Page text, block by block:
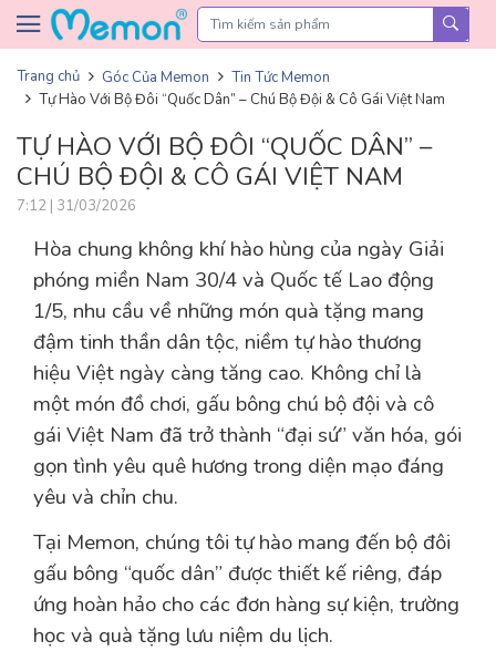
Skip to content
Trang chủ Góc Của Memon
Tin Tức Memon
Tự Hào Với Bộ Đôi “Quốc Dân” – Chú Bộ Đội & Cô Gái Việt Nam
TỰ HÀO VỚI BỘ ĐÔI “QUỐC DÂN” –
CHÚ BỘ ĐỘI & CÔ GÁI VIỆT NAM
7:12 | 31/03/2026
Hòa chung không khí hào hùng của ngày Giải
phóng miền Nam 30/4 và Quốc tế Lao động
1/5, nhu cầu về những món quà tặng mang
đậm tinh thần dân tộc, niềm tự hào thương
hiệu Việt ngày càng tăng cao. Không chỉ là
một món đồ chơi, gấu bông chú bộ đội và cô
gái Việt Nam đã trở thành “đại sứ” văn hóa, gói
gọn tình yêu quê hương trong diện mạo đáng
yêu và chỉn chu.
Tại Memon, chúng tôi tự hào mang đến bộ đôi
gấu bông “quốc dân” được thiết kế riêng, đáp
ứng hoàn hảo cho các đơn hàng sự kiện, trường
học và quà tặng lưu niệm du lịch.